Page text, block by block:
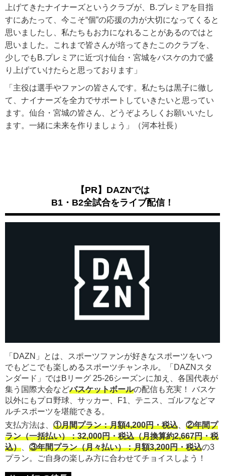
上げてきたナイナーズというクラブが、B.プレミアを目指
すにあたって、今こそ“個”の応援の力が大切になってくると
思いましたし、私たちもお力になれることがあるのではと
思いました。これまで皆さんが培ってきたこのクラブを、
少しでもB.プレミアに近づけ仙台・宮城をバスケの力で盛
り上げていけたらと思っております」
「主役は選手やファンの皆さんです。私たちは黒子に徹し
て、ナイナーズを全力でサポートしていきたいと思ってい
ます。仙台・宮城の皆さん、どうぞよろしくお願いいたし
ます。一緒に未来を作りましょう」（河本社長）
【PR】DAZNでは
B1・B2全試合をライブ配信！
「DAZN」とは、スポーツファンが好きなスポーツをいつ
でもどこでも楽しめるスポーツチャンネル。「DAZNスタ
ンダード」ではBリーグ 25-26シーズンに加え、各国代表が
集う国際大会などバスケットボールの配信も充実！ バスケ
以外にもプロ野球、サッカー、F1、テニス、ゴルフなどマ
ルチスポーツを堪能できる。
支払方法は、 ①月間プラン：月額4,200円・税込、 ②年間プ
ラン（一括払い）：32,000円・税込（月換算約2,667円・税
込）、 ③年間プラン（月々払い）：月額3,200円・税込の3
プラン。ご自身の楽しみ方に合わせてチョイスしよう！